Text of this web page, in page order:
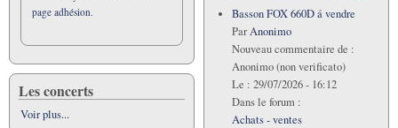
page adhésion.
Les concerts
Voir plus...
Basson FOX 660D á vendre
ParAnonimo
Nouveau commentaire de :
Anonimo (non verificato)
Le : 29/07/2026 - 16:12
Dans le forum :
Achats - ventes